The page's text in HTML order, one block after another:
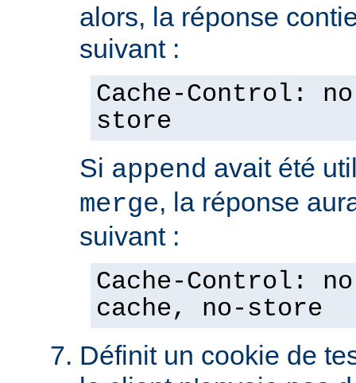
alors, la réponse
suivant :
Cache-Control:
store
Si append avait été
merge, la réponse
suivant :
Cache-Control:
cache, no-store
Définit un cookie de